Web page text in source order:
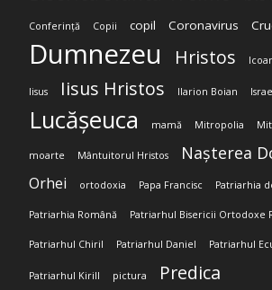
Conferință Copii copil Coronavirus
Dumnezeu Hristos
Iisus Iisus Hristos Ilarion Boian
Lucășeuca mamă Mitropolia
moarte Mântuitorul Hristos Nașterea
Orhei ortodoxia Papa Francisc Patriarhia
Patriarhia Română Patriarhul Bisericii Ortodoxe
Patriarhul Chiril Patriarhul Daniel Patriarhul
Patriarhul Kirill pictura Predica